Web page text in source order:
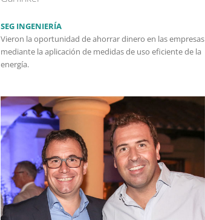
SEG INGENIERÍA
Vieron la oportunidad de ahorrar dinero en las empresas
mediante la aplicación de medidas de uso eficiente de la
energía.